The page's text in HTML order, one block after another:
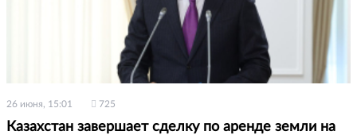
26 июня, 15:01 725
Казахстан завершает сделку по аренде земли на